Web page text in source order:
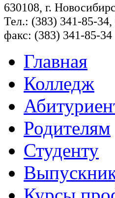
630108, г.
Тел.: (383) 341-85-34,
факс: (383) 341-85-34
Главная
Колледж
Родителям
Студенту